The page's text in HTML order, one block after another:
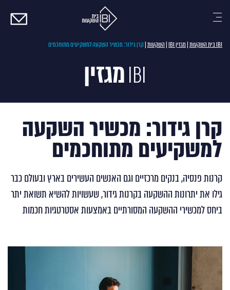
צרו
IBI בית השקעות |מגזין IBI |השקעות|קרן גידור: מכשיר השקעה למשקיעים מתוחכמים
IBIמגזין
קרן גידור: מכשיר השקעה
למשקיעים מתוחכמים
קרנות פנסיה, בנקים מרכזיים וגם האנשים העשירים בארץ ובעולם כבר
גילו את יתרונות ההשקעה בקרנות גידור, שעשויות להשיא תשואת יתר
ביחס למכשירי ההשקעה המסורתיים באמצעות אסטרטגיות חכמות